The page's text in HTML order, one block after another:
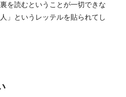
を読むということが一切できな
」というレッテルを貼られてし